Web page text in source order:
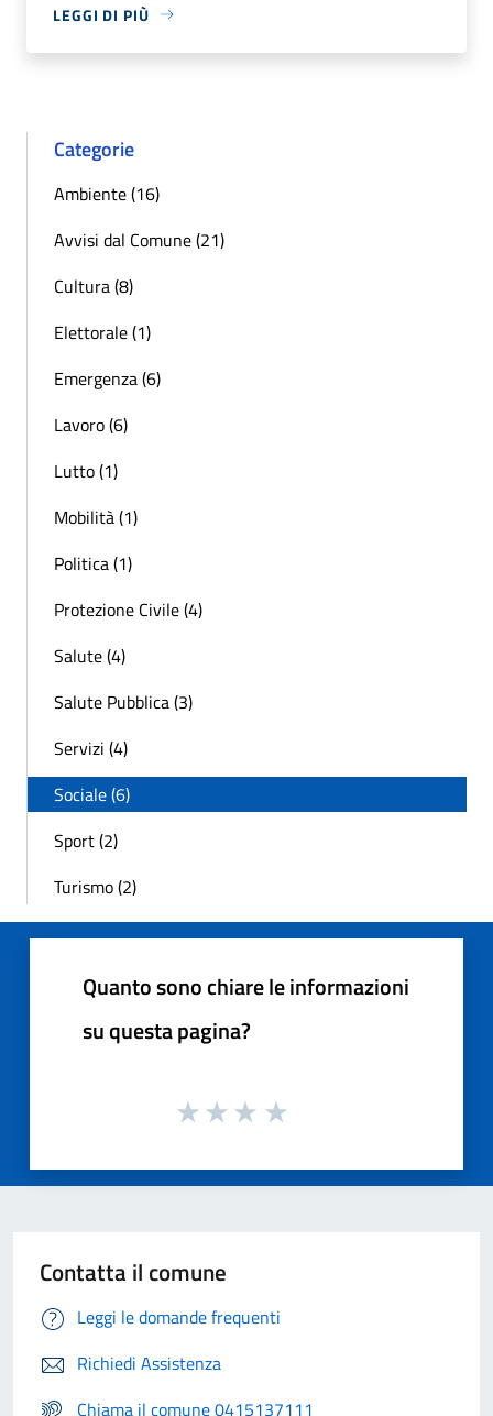
LEGGI DI PIÙ
Categorie
Ambiente (16)
Avvisi dal Comune (21)
Cultura (8)
Elettorale (1)
Emergenza (6)
Lavoro (6)
Lutto (1)
Mobilità (1)
Politica (1)
Protezione Civile (4)
Salute (4)
Salute Pubblica (3)
Servizi (4)
Sociale (6)
Sport (2)
Turismo (2)
Quanto sono chiare le informazioni
su questa pagina?
Contatta il comune
Leggi le domande frequenti
Richiedi Assistenza
Chiama il comune 0415137111